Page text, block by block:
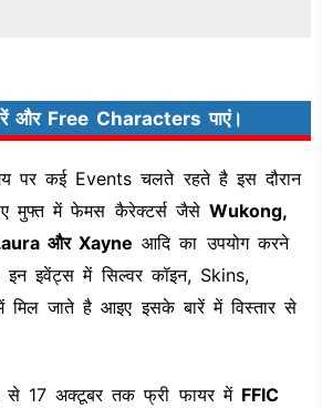
और Free Characters पाएं।
पर कई Events चलते रहते है इस दौरान
मुफ्त में फेमस कैरेक्टर्स जैसे Wukong,
और Xayne आदि का उपयोग करने
इन इवेंट्स में सिल्वर कॉइन, Skins,
मिल जाते है आइए इसके बारें में विस्तार से
से 17 अक्टूबर तक फ्री फायर में FFIC